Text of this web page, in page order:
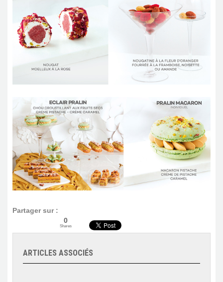
Partager sur :
0
Shares
ARTICLES ASSOCIÉS